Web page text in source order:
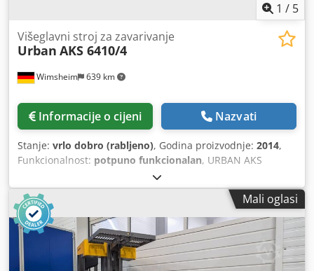
1 / 5
Wimsheim 639 km
Višeglavni stroj za zavarivanje
Urban AKS 6410/4
Informacije o cijeni Nazvati
Stanje: vrlo dobro (rabljeno), Godina proizvodnje: 2014,
Funkcionalnost: potpuno funkcionalan, URBAN AKS
6410/4, četveroglava strojna za zavarivanje, smjer
zavarivanja od desna prema lijeva, maksimalne dimenzije
zavara: 2700 x 2500 mm, upravljački sustav Windows,
ograničenje širine zavara od 0,2 mm za profilirane
elemente u boji, prethodno korištena u režimu rada s
jednom smjenom, tehnički obnovljena i u potpunosti
funkcionalna. Chjdpfx Aksznwq Tj Usa
Mali oglasi